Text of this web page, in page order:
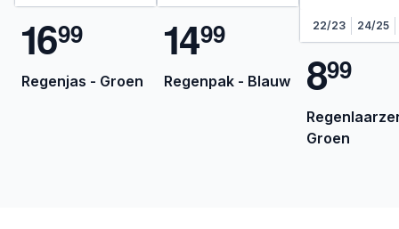
1699
Regenjas - Groen
1499
Regenpak - Blauw
22/23 24/25
899
Groen